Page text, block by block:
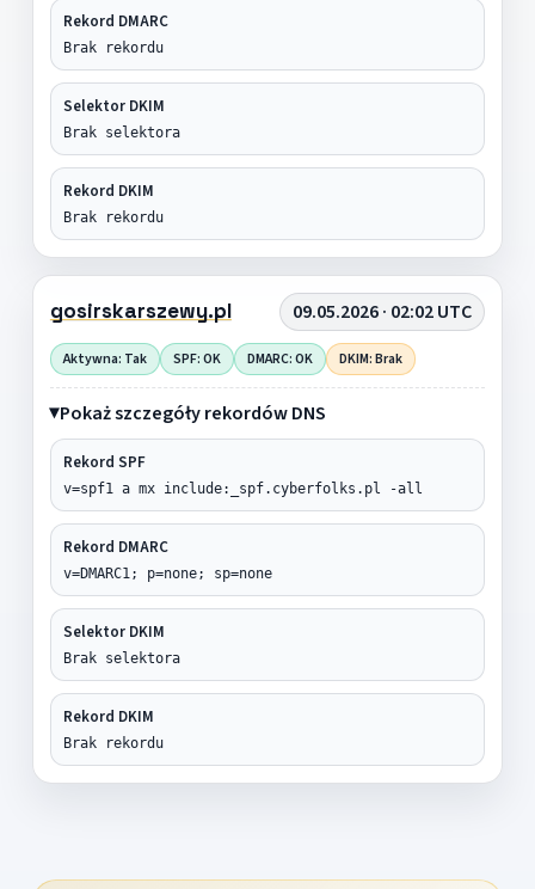
Rekord DMARC
Brak rekordu
Selektor DKIM
Brak selektora
Rekord DKIM
Brak rekordu
gosirskarszewy.pl 09.05.2026 · 02:02 UTC
Aktywna: Tak SPF: OK DMARC: OK DKIM: Brak
Pokaż szczegóły rekordów DNS
Rekord SPF
v=spf1 a mx include:_spf.cyberfolks.pl -all
Rekord DMARC
v=DMARC1; p=none; sp=none
Selektor DKIM
Brak selektora
Rekord DKIM
Brak rekordu